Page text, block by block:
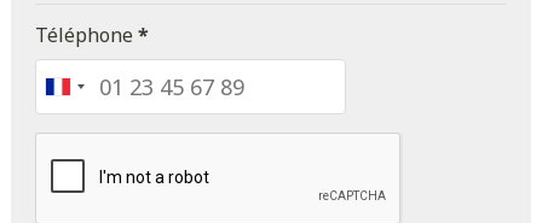
Téléphone*
France
+33